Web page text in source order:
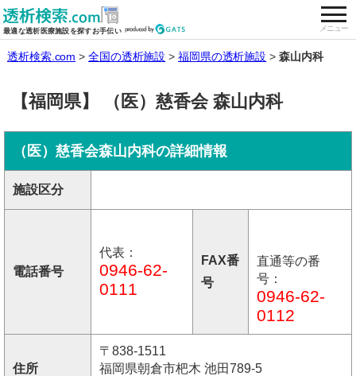
最適な透析医療施設を探すお手伝い メニュー
全国の透析施設を検索する
透析検索.com 全国の透析施設 福岡県の透析施設 森山内科
【福岡県】 （医）慈香会 森山内科
（医）慈香会森山内科の詳細情報
施設区分
電話番号
代表：
0946-62-
0111
FAX番
号
直通等の番
号：
0946-62-
0112
住所
〒838-1511
福岡県朝倉市杷木 池田789-5